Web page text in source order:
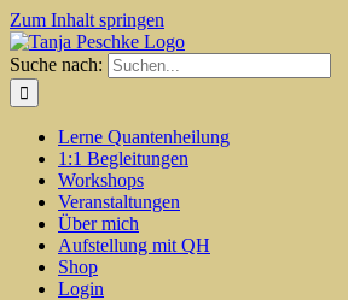
Zum Inhalt springen
Suche nach:
Lerne Quantenheilung
1:1 Begleitungen
Workshops
Veranstaltungen
Über mich
Aufstellung mit QH
Shop
Login